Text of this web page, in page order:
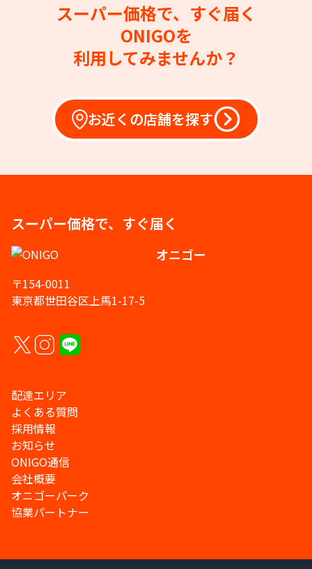
スーパー価格で、すぐ届く
ONIGOを
利用してみませんか？
お近くの店舗を探す
スーパー価格で、すぐ届く
オニゴー
〒154-0011
東京都世田谷区上馬1-17-5
配達エリア
よくある質問
採用情報
お知らせ
ONIGO通信
会社概要
オニゴーパーク
協業パートナー